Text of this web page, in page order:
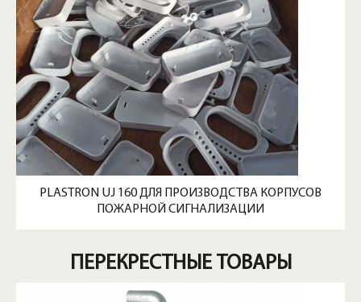
PLASTRON UJ 160 ДЛЯ ПРОИЗВОДСТВА КОРПУСОВ
ПОЖАРНОЙ СИГНАЛИЗАЦИИ
ПЕРЕКРЕСТНЫЕ ТОВАРЫ